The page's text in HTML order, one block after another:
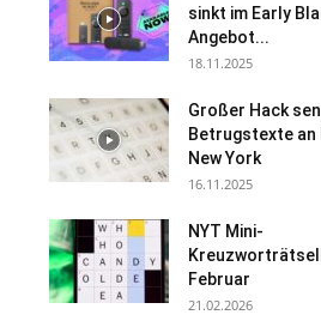
sinkt im Early
Angebot...
18.11.2025
Großer Hack
Betrugstexte an
New York
16.11.2025
NYT Mini-
Februar
21.02.2026